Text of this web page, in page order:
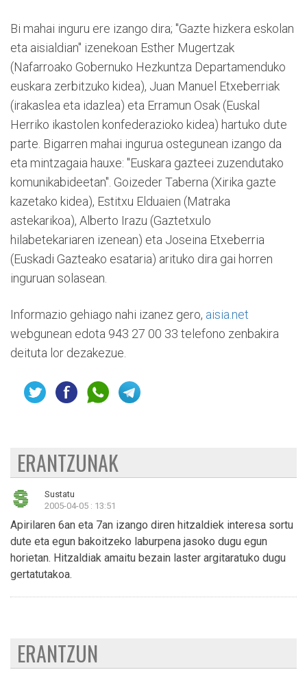
Bi mahai inguru ere izango dira; "Gazte hizkera eskolan
eta aisialdian" izenekoan Esther Mugertzak
(Nafarroako Gobernuko Hezkuntza Departamenduko
euskara zerbitzuko kidea), Juan Manuel Etxeberriak
(irakaslea eta idazlea) eta Erramun Osak (Euskal
Herriko ikastolen konfederazioko kidea) hartuko dute
parte. Bigarren mahai ingurua ostegunean izango da
eta mintzagaia hauxe: "Euskara gazteei zuzendutako
komunikabideetan". Goizeder Taberna (Xirika gazte
kazetako kidea), Estitxu Elduaien (Matraka
astekarikoa), Alberto Irazu (Gaztetxulo
hilabetekariaren izenean) eta Joseina Etxeberria
(Euskadi Gazteako esataria) arituko dira gai horren
inguruan solasean.
Informazio gehiago nahi izanez gero, aisia.net
webgunean edota 943 27 00 33 telefono zenbakira
deituta lor dezakezue.
ERANTZUNAK
Sustatu
2005-04-05 : 13:51
Apirilaren 6an eta 7an izango diren hitzaldiek interesa sortu
dute eta egun bakoitzeko laburpena jasoko dugu egun
horietan. Hitzaldiak amaitu bezain laster argitaratuko dugu
gertatutakoa.
ERANTZUN